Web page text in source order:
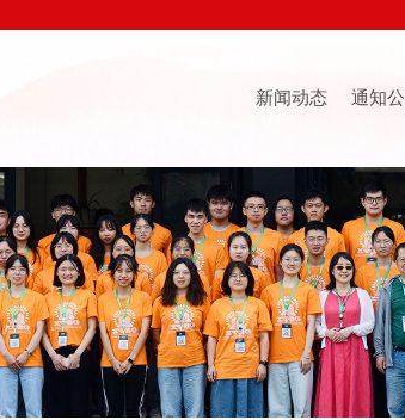
新闻动态 通知